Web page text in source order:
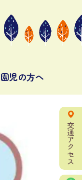
交通アクセス
児の方へ